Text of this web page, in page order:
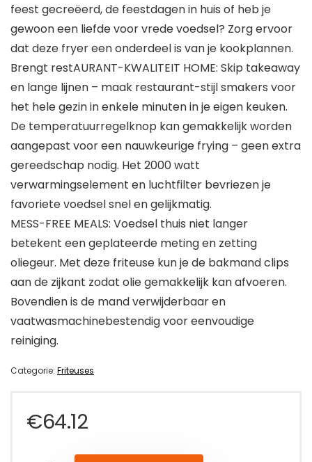
feest gecreëerd, de feestdagen in huis of heb je
gewoon een liefde voor vrede voedsel? Zorg ervoor
dat deze fryer een onderdeel is van je kookplannen.
Brengt restAURANT-KWALITEIT HOME: Skip takeaway
en lange lijnen – maak restaurant-stijl smakers voor
het hele gezin in enkele minuten in je eigen keuken.
De temperatuurregelknop kan gemakkelijk worden
aangepast voor een nauwkeurige frying – geen extra
gereedschap nodig. Het 2000 watt
verwarmingselement en luchtfilter bevriezen je
favoriete voedsel snel en gelijkmatig.
MESS-FREE MEALS: Voedsel thuis niet langer
betekent een geplateerde meting en zetting
oliegeur. Met deze friteuse kun je de bakmand clips
aan de zijkant zodat olie gemakkelijk kan afvoeren.
Bovendien is de mand verwijderbaar en
vaatwasmachinebestendig voor eenvoudige
reiniging.
Categorie: Friteuses
€64.12